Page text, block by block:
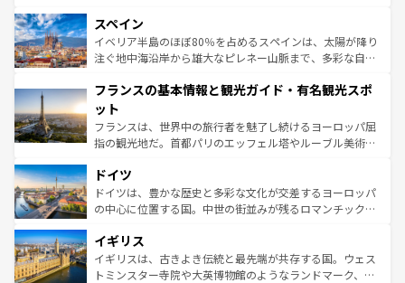
ろん、トスカーナの美しい田園風景やアマルフィ海岸の絶
景など、自然景観も見逃せない。観光の合間には、本場の
ピザやパスタなど、絶品のイタリア料理を堪能することも
ませてくれるイタリアで、忘れられない旅をしてみよう！
なお、新着のイタリア情報は
しい。
スペイン
イベリア半島のほぼ80％を占めるスペインは、太陽が降り
注ぐ地中海沿岸から雄大なピレネー山脈まで、多彩な自然
文化が根付くこの国では、情熱的なフラメンコ、熱気あふ
れる闘牛、そして美味しいタパスが生活の一部となってい
る。首都マドリードの洗練された雰囲気や、バルセロナの
アートに溢れた街角から、地方では古代ローマ遺跡や中世
せる。地方によって風土や気候が異なるスペインはその個
性で訪れる人を魅了する。 なお、新着のスペイン情報は コ
ンテンツ一覧を参照してほしい。
フランスの基本情報と観光ガイド・有名観光スポ
ット
フランスは、世界中の旅行者を魅了し続けるヨーロッパ屈
指の観光地だ。首都パリのエッフェル塔やルーブル美術館
で、幅広い魅力が詰まっている。華麗な宮殿、歴史的な大
聖堂、美しいビーチ、そして豊かな自然が、訪れる者を心
から魅了する。また、フランスは美食の国としても知ら
いる。シャンパンの発祥地であるランス、プロヴァンスの
香り高いラベンダー畑など、多彩な楽しみ方が可能だ。さ
らに、パリ以外の地域にも魅力が溢れており、どの街角に
ドイツ
ドイツは、豊かな歴史と多彩な文化が交差するヨーロッパ
の中心に位置する国。中世の街並みが残るロマンチック街
顔を持つこの国は、どこを歩いても飽きることがない。ベ
ルリンの文化的活気、バイエルン州のアルプスの絶景、そ
してライン川沿いのワイン畑といった風景は必見。ビール
イギリス
イギリスは、古きよき伝統と最先端が共存する国。ウェス
トミンスター寺院や大英博物館のようなランドマーク、歴